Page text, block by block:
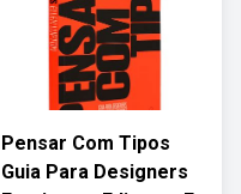
Pensar Com Tipos
Guia Para Designers